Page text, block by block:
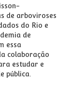
de arboviroses
do Rio e
de
essa
colaboração
estudar e
pública.